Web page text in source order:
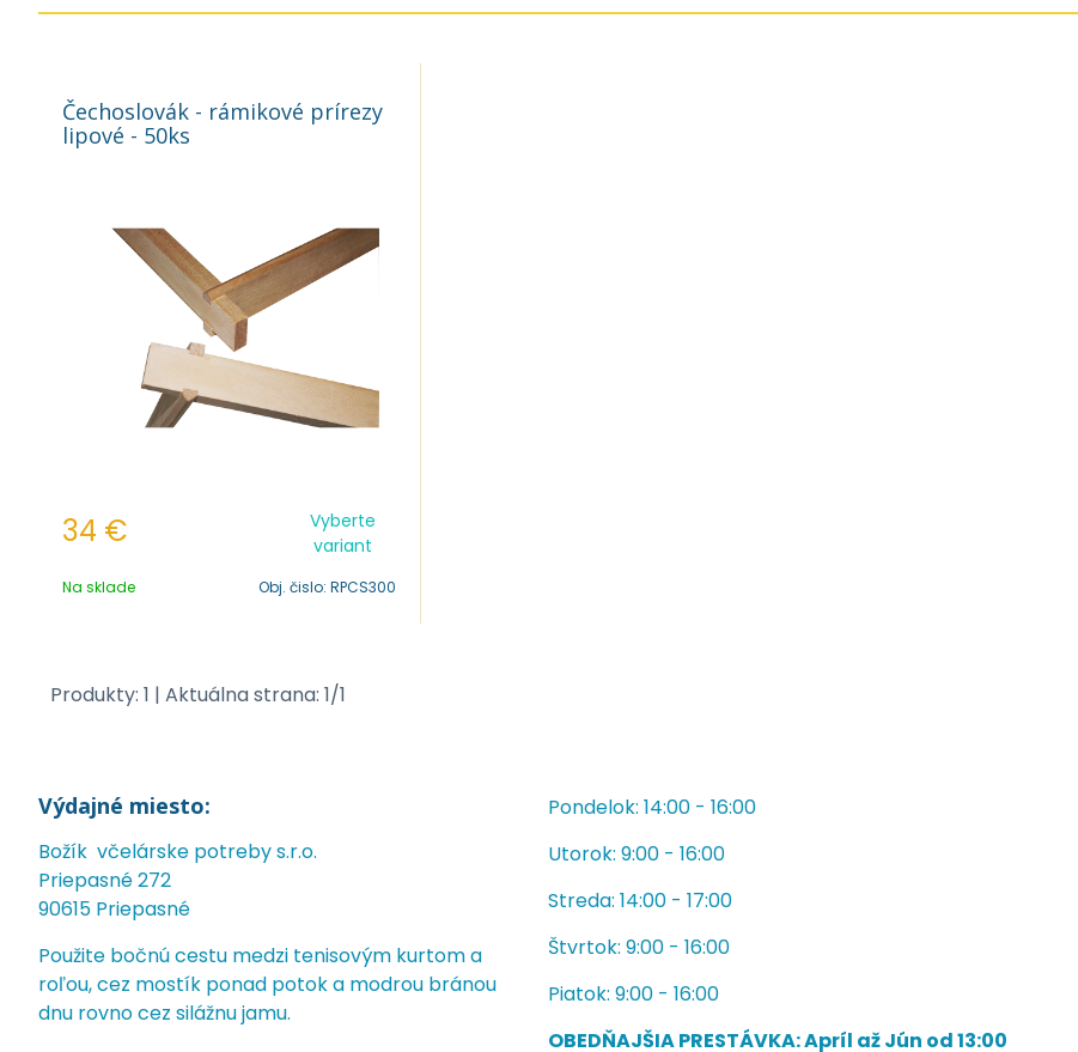
Čechoslovák - rámikové prírezy
lipové - 50ks
34 €
Vyberte
variant
Na sklade Obj. čislo: RPCS300
Produkty: 1 | Aktuálna strana: 1/1
Výdajné miesto:
Božík včelárske potreby s.r.o.
Priepasné 272
90615 Priepasné
Použite bočnú cestu medzi tenisovým kurtom a
roľou, cez mostík ponad potok a modrou bránou
dnu rovno cez silážnu jamu.
Pondelok: 14:00 - 16:00
Utorok: 9:00 - 16:00
Streda: 14:00 - 17:00
Štvrtok: 9:00 - 16:00
Piatok: 9:00 - 16:00
OBEDŇAJŠIA PRESTÁVKA: Apríl až Jún od 13:00